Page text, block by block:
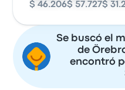
$ 46.206$ 57.727$
Se buscó el
de
encontró